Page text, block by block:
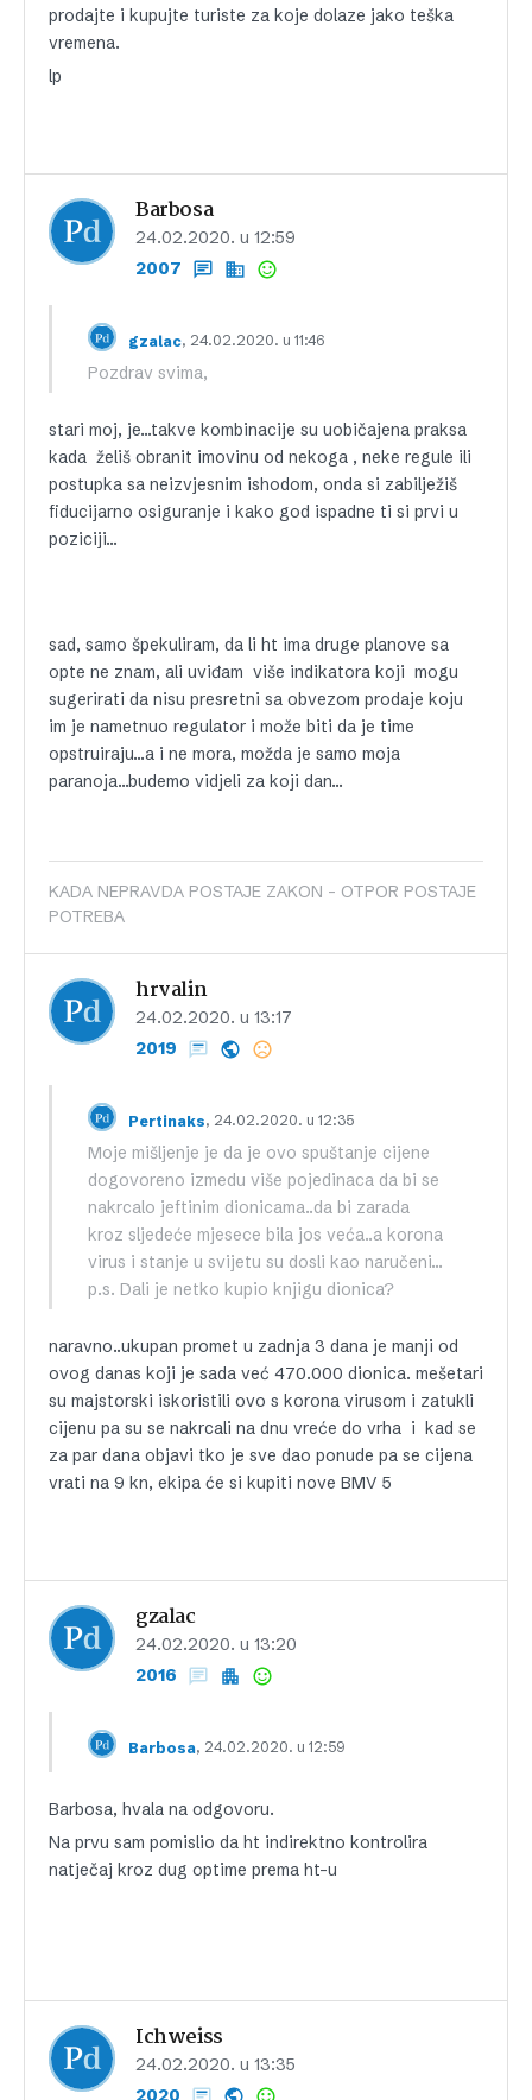
prodajte i kupujte turiste za koje dolaze jako teška
vremena.
lp
Barbosa
24.02.2020. u 12:59
2007
gzalac, 24.02.2020. u 11:46
Pozdrav svima,
stari moj, je…takve kombinacije su uobičajena praksa
kada želiš obranit imovinu od nekoga , neke regule ili
postupka sa neizvjesnim ishodom, onda si zabilježiš
fiducijarno osiguranje i kako god ispadne ti si prvi u
poziciji…
sad, samo špekuliram, da li ht ima druge planove sa
opte ne znam, ali uviđam više indikatora koji mogu
sugerirati da nisu presretni sa obvezom prodaje koju
im je nametnuo regulator i može biti da je time
opstruiraju…a i ne mora, možda je samo moja
paranoja…budemo vidjeli za koji dan…
KADA NEPRAVDA POSTAJE ZAKON - OTPOR POSTAJE
POTREBA
hrvalin
24.02.2020. u 13:17
2019
Pertinaks, 24.02.2020. u 12:35
Moje mišljenje je da je ovo spuštanje cijene
dogovoreno izmedu više pojedinaca da bi se
nakrcalo jeftinim dionicama..da bi zarada
kroz sljedeće mjesece bila jos veća..a korona
virus i stanje u svijetu su dosli kao naručeni…
p.s. Dali je netko kupio knjigu dionica?
naravno..ukupan promet u zadnja 3 dana je manji od
ovog danas koji je sada već 470.000 dionica. mešetari
su majstorski iskoristili ovo s korona virusom i zatukli
cijenu pa su se nakrcali na dnu vreće do vrha i kad se
za par dana objavi tko je sve dao ponude pa se cijena
vrati na 9 kn, ekipa će si kupiti nove BMV 5
gzalac
24.02.2020. u 13:20
2016
Barbosa, 24.02.2020. u 12:59
Barbosa, hvala na odgovoru.
Na prvu sam pomislio da ht indirektno kontrolira
natječaj kroz dug optime prema ht-u
Ichweiss
24.02.2020. u 13:35
2020